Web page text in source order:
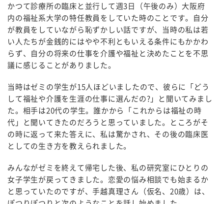
かつて診療所の臨床と並行して週3日（午後のみ）大阪府
内の福祉系大学の特任教員をしていた時のことです。自分
が教員をしていながら恥ずかしい話ですが、当時の私は若
い人たちが金銭的にはやや不利ともいえる条件にもかかわ
らず、自分の将来の仕事を介護や福祉と決めたことを不思
議に感じることがありました。
当時はゼミの学生が15人ほどいましたので、彼らに「どう
して福祉や介護を生涯の仕事に選んだの?」と聞いてみまし
た。相手は20代の学生。誰かから「これからは福祉の時
代」と聞いてきたのだろうと思っていました。ところがそ
の時に返って来た答えに、私は驚かされ、その後の臨床医
としての生き方を教えられました。
みんながゼミを終えて帰宅した後、私の研究室にひとりの
女子学生が戻ってきました。恋愛の悩み相談でも始まるか
と思っていたのですが、手越真理さん（仮名、20歳）は、